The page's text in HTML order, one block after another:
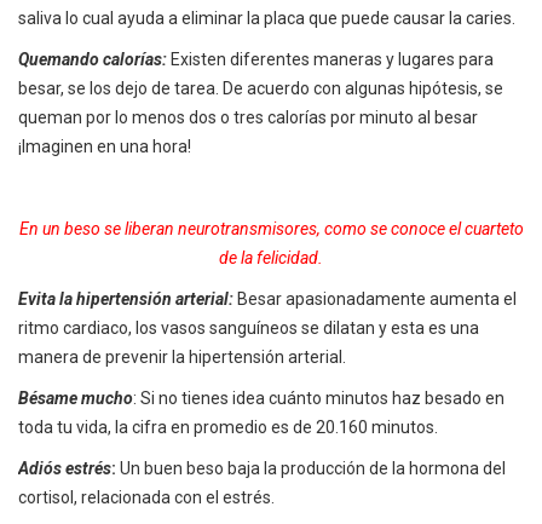
saliva lo cual ayuda a eliminar la placa que puede causar la caries.
Quemando calorías: Existen diferentes maneras y lugares para
besar, se los dejo de tarea. De acuerdo con algunas hipótesis, se
queman por lo menos dos o tres calorías por minuto al besar
¡Imaginen en una hora!
En un beso se liberan neurotransmisores, como se conoce el cuarteto
de la felicidad.
Evita la hipertensión arterial: Besar apasionadamente aumenta el
ritmo cardiaco, los vasos sanguíneos se dilatan y esta es una
manera de prevenir la hipertensión arterial.
Bésame mucho: Si no tienes idea cuánto minutos haz besado en
toda tu vida, la cifra en promedio es de 20.160 minutos.
Adiós estrés: Un buen beso baja la producción de la hormona del
cortisol, relacionada con el estrés.